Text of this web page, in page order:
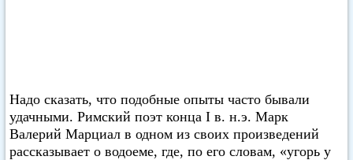
Надо сказать, что подобные опыты часто бывали
удачными. Римский поэт конца I в. н.э. Марк
Валерий Марциал в одном из своих произведений
рассказывает о водоеме, где, по его словам, «угорь у